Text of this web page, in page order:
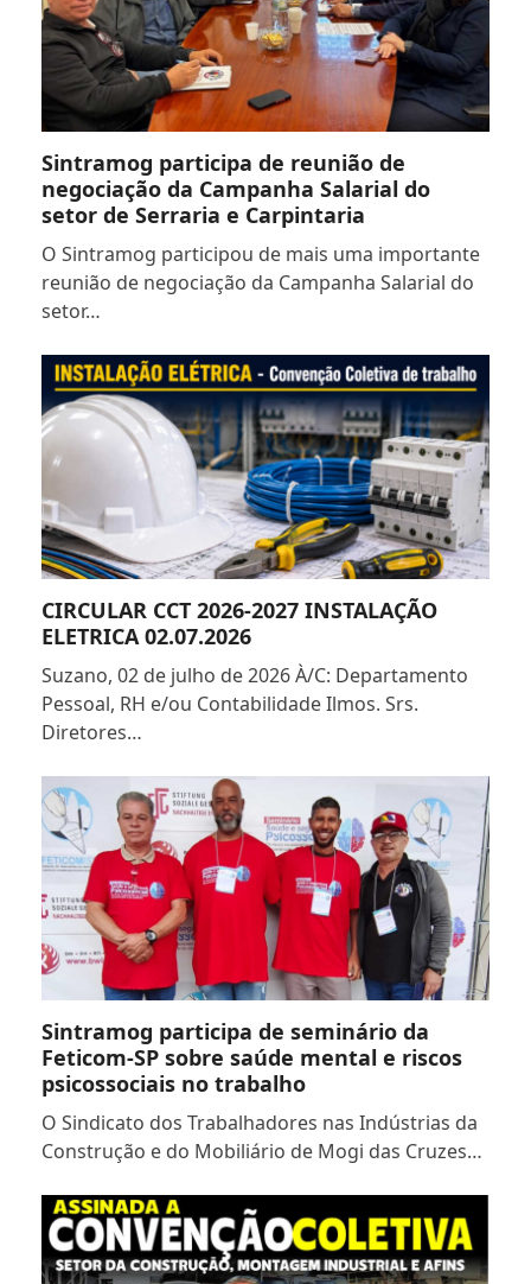
Sintramog participa de reunião de
negociação da Campanha Salarial do
setor de Serraria e Carpintaria
O Sintramog participou de mais uma importante
reunião de negociação da Campanha Salarial do
setor…
CIRCULAR CCT 2026-2027 INSTALAÇÃO
ELETRICA 02.07.2026
Suzano, 02 de julho de 2026 À/C: Departamento
Pessoal, RH e/ou Contabilidade Ilmos. Srs.
Diretores…
Sintramog participa de seminário da
Feticom-SP sobre saúde mental e riscos
psicossociais no trabalho
O Sindicato dos Trabalhadores nas Indústrias da
Construção e do Mobiliário de Mogi das Cruzes…